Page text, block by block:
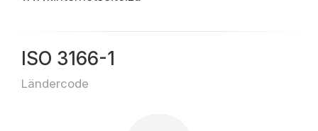
ISO 3166-1
Ländercode